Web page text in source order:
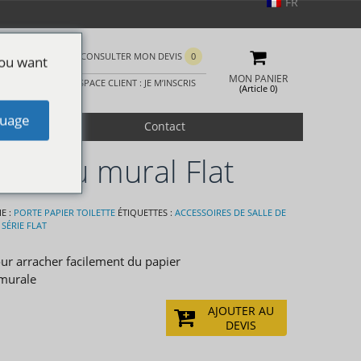
Contact
CONSULTER MON DEVIS 0
ESPACE CLIENT : JE M’INSCRIS MON PANIER
(Article 0)
mural Flat
: PORTE PAPIER TOILETTE ÉTIQUETTES : ACCESSOIRES DE SALLE DE
SÉRIE FLAT
arracher facilement du papier
AJOUTER AU
DEVIS
want